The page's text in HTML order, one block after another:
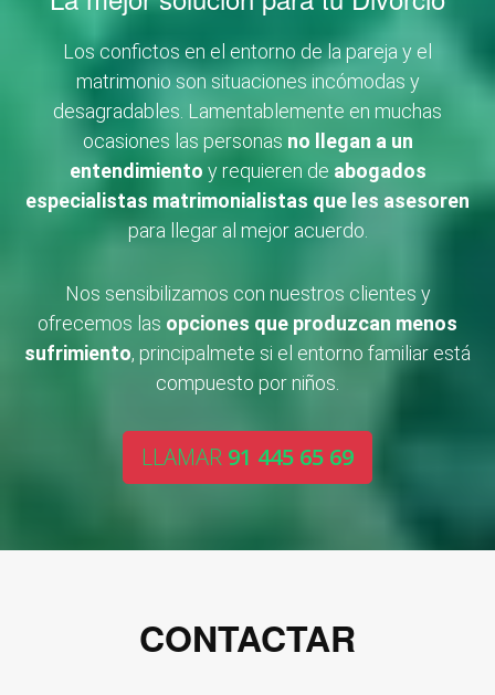
Los confictos en el entorno de la pareja y el
matrimonio son situaciones incómodas y
desagradables. Lamentablemente en muchas
ocasiones las personas no llegan a un
entendimiento y requieren de abogados
especialistas matrimonialistas que les asesoren
para llegar al mejor acuerdo.
Nos sensibilizamos con nuestros clientes y
ofrecemos las opciones que produzcan menos
sufrimiento, principalmete si el entorno familiar está
compuesto por niños.
LLAMAR 91 445 65 69
CONTACTAR